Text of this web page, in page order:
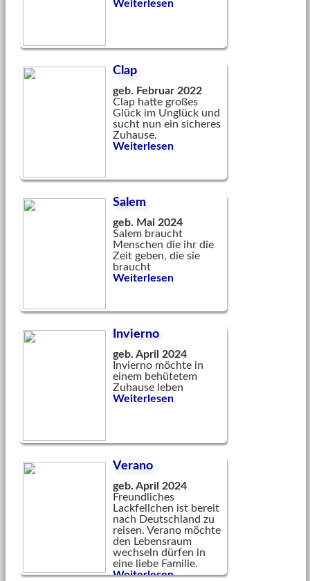
Weiterlesen
Clap
geb. Februar 2022
Clap hatte großes
Glück im Unglück und
sucht nun ein sicheres
Zuhause.
Weiterlesen
Salem
geb. Mai 2024
Salem braucht
Menschen die ihr die
Zeit geben, die sie
braucht
Weiterlesen
Invierno
geb. April 2024
Invierno möchte in
einem behütetem
Zuhause leben
Weiterlesen
Verano
geb. April 2024
Freundliches
Lackfellchen ist bereit
nach Deutschland zu
reisen. Verano möchte
den Lebensraum
wechseln dürfen in
eine liebe Familie.
Weiterlesen